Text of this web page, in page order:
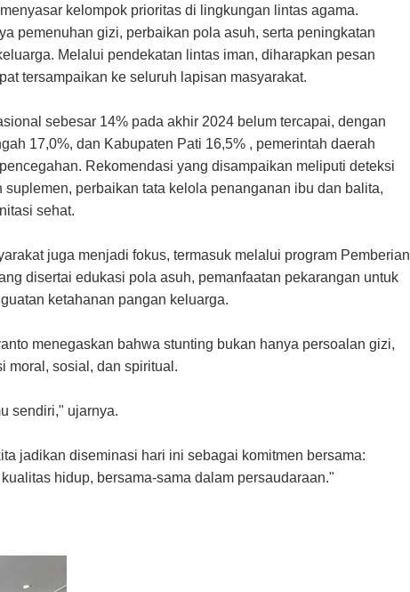
kelompok prioritas di lingkungan lintas agama.
pemenuhan gizi, perbaikan pola asuh, serta peningkatan
Melalui pendekatan lintas iman, diharapkan pesan
tersampaikan ke seluruh lapisan masyarakat.
sebesar 14% pada akhir 2024 belum tercapai, dengan
17,0%, dan Kabupaten Pati 16,5% , pemerintah daerah
Rekomendasi yang disampaikan meliputi deteksi
perbaikan tata kelola penanganan ibu dan balita,
sehat.
juga menjadi fokus, termasuk melalui program Pemberian
disertai edukasi pola asuh, pemanfaatan pekarangan untuk
ketahanan pangan keluarga.
menegaskan bahwa stunting bukan hanya persoalan gizi,
moral, sosial, dan spiritual.
sendiri," ujarnya.
jadikan diseminasi hari ini sebagai komitmen bersama:
hidup, bersama-sama dalam persaudaraan."